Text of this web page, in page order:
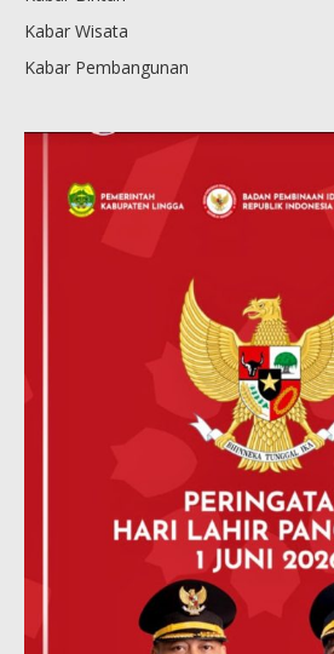
Kabar Wisata
Kabar Pembangunan